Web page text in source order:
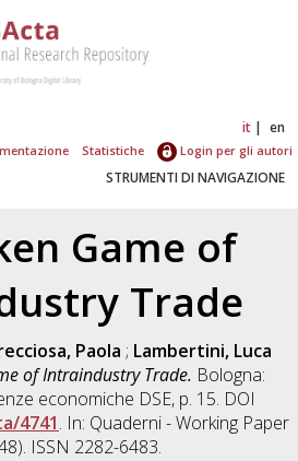
it en
Statistiche Login per gli autori
STRUMENTI DI NAVIGAZIONE
Game of
Trade
Paola ; Lambertini, Luca
of Intraindustry Trade. Bologna:
economiche DSE, p. 15. DOI
4741. In: Quaderni - Working Paper
ISSN 2282-6483.